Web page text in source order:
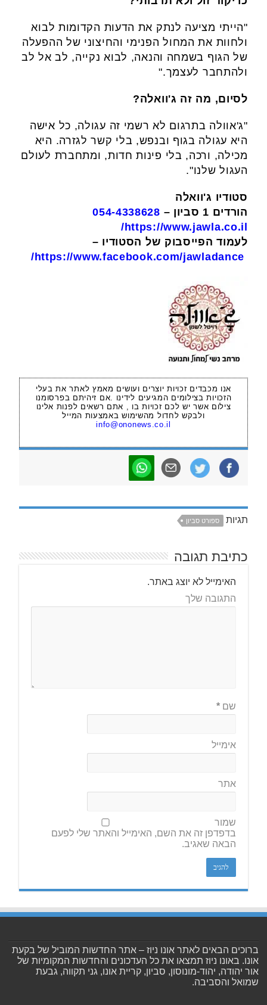
"הייתי מציעה לנתק את הדעות הקדומות לבוא
ולחוות את המחול הפנימי והחיצוני של ההפעלה
של הגוף בשמחה והנאה, לבוא נקייה, לב אל לב
ולהתחבר לעצמך."
לסיום, מה זה ג'וואלה?
"ג'אוולה בתרגום לא רשמי זה עגולה, כל אישה
היא עגולה בגוף ובנפש, בלי קשר לגזרה. היא
מכילה, ורכה, בלי פינות חדות, ומתחברת לעולם
העגול שלנו".
סטודיו ג'וואלה
הורדים 1 סביון –
054-4338628
https://www.jawla.co.il/
לעמוד הפייסבוק של הסטודיו –
אנו מכבדים זכויות יוצרים ועושים מאמץ לאתר את בעלי
הזכויות בצילומים המגיעים לידינו .אם זיהיתם בפרסומנו
צילום אשר יש לכם זכויות בו , אתם רשאים לפנות אלינו
ולבקש לחדול מהשימוש באמצעות המייל
info@ononews.co.il
תגיות ספורט סביון
כתיבת תגובה
האימייל לא יוצג באתר.
התגובה שלך
שם*
אימייל
אתר
שמור
בדפדפן זה את השם, האימייל והאתר שלי לפעם
הבאה שאגיב.
ברוכים הבאים לאתר אונו ניוז – אתר החדשות המוביל של בקעת
אונו. באונו ניוז תמצאו את כל העדכונים והחדשות המקומיות של
אור יהודה, יהוד-מונוסון, סביון, קריית אונו, גני תקווה, גבעת
שמואל והסביבה.